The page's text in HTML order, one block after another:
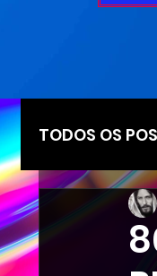
TODOS OS
ESTACA